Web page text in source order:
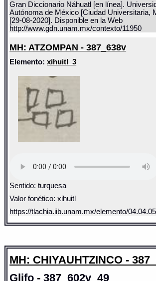
Gran Diccionario Náhuatl [en línea].
Autónoma de México [Ciudad Universitaria,
[29-08-2020]. Disponible en la Web
http://www.gdn.unam.mx/contexto/11950
MH: ATZOMPAN - 387_638v
Elemento:xihuitl_3
Sentido: turquesa
Valor fonético: xihuitl
https://tlachia.iib.unam.mx/elemento/04.04.05
MH: CHIYAUHTZINCO -
Glifo - 387_602v_49